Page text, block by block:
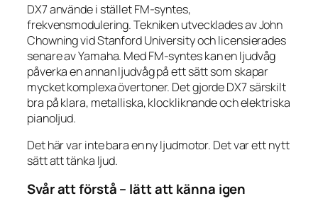
DX7 använde i stället FM-syntes,
frekvensmodulering. Tekniken utvecklades av John
Chowning vid Stanford University och licensierades
senare av Yamaha. Med FM-syntes kan en ljudvåg
påverka en annan ljudvåg på ett sätt som skapar
mycket komplexa övertoner. Det gjorde DX7 särskilt
bra på klara, metalliska, klockliknande och elektriska
pianoljud.
Det här var inte bara en ny ljudmotor. Det var ett nytt
sätt att tänka ljud.
Svår att förstå – lätt att känna igen